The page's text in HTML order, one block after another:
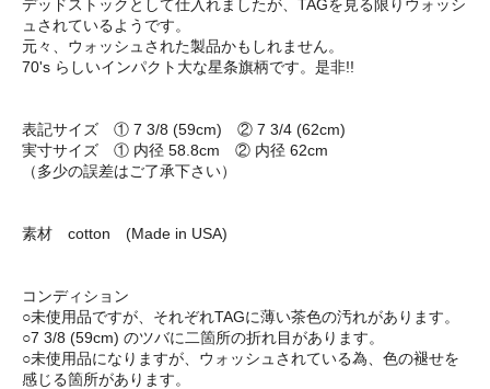
デッドストックとして仕入れましたが、TAGを見る限りウォッシ
ュされているようです。
元々、ウォッシュされた製品かもしれません。
70's らしいインパクト大な星条旗柄です。是非!!
表記サイズ ① 7 3/8 (59cm) ② 7 3/4 (62cm)
実寸サイズ ① 内径 58.8cm ② 内径 62cm
（多少の誤差はご了承下さい）
素材 cotton (Made in USA)
コンディション
○未使用品ですが、それぞれTAGに薄い茶色の汚れがあります。
○7 3/8 (59cm) のツバに二箇所の折れ目があります。
○未使用品になりますが、ウォッシュされている為、色の褪せを
感じる箇所があります。